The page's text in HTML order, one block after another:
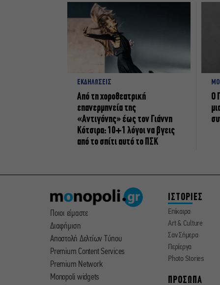
ΕΚΔΗΛΩΣΕΙΣ
Από τη χοροθεατρική
επανερμηνεία της
«Αντιγόνης» έως τον Γιάννη
Κότσιρα: 10+1 λόγοι να βγεις
από το σπίτι αυτό το ΠΣΚ
Ο
Ποιοι είμαστε
Διαφήμιση
Αποστολή Δελτίων Τύπου
Premium Content Services
Premium Network
Monopoli widgets
ΙΣΤΟΡΙΕΣ
Επίκαιρα
Art & Culture
Σαν Σήμερα
Περίεργα
Photo Stories
ΠΡΟΣΩΠΑ